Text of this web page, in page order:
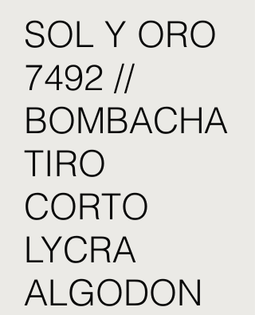
SOL Y ORO
7492 //
BOMBACHA
TIRO
CORTO
LYCRA
ALGODON